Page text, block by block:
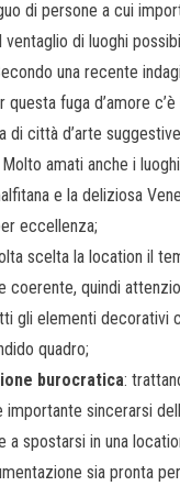
di persone a cui
di luoghi
una recente
fuga d’amore c’è
di città d’arte
amati anche i
e la deliziosa
eccellenza;
scelta la location il
coerente, quindi
gli elementi decorativi
quadro;
burocratica:
importante sincerarsi
a spostarsi in una
sia pronta